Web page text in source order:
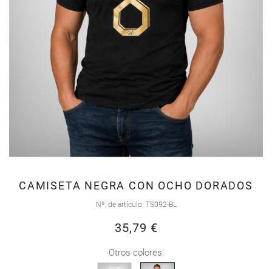
CAMISETA NEGRA CON OCHO DORADOS
Nº. de artículo TS092-BL
35,79 €
Otros colores:
Saltar